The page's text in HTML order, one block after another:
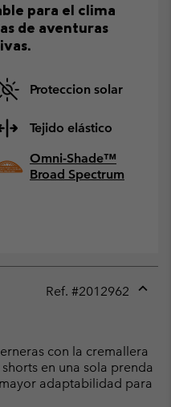
para el clima
de aventuras
Proteccion solar
Tejido elástico
Omni-Shade™
Broad Spectrum
Ref. #2012962
con la cremallera
en una sola prenda
adaptabilidad para